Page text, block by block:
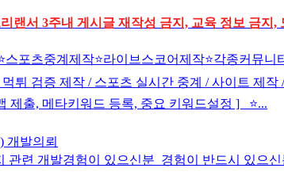
랜서 3주내 게시글 재작성 금지, 교육 정보 금지,
스포츠중계제작⭐️라이브스코어제작⭐️각종커뮤니
튀 검증 제작 / 스포츠 실시간 중계 / 사이트 제
제출, 메타키워드 등록, 중요 키워드설정 ] ⭐...
개발의뢰
관련 개발경험이 있으신분 경험이 반드시 있으신